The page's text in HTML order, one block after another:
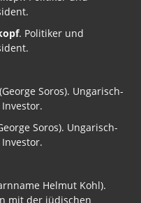
. Politiker und
Soros). Ungarisch-